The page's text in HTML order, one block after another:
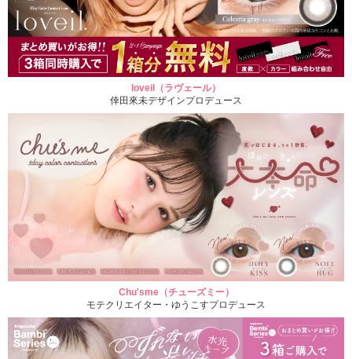
loveil（ラヴェール）
倖田來未デザインプロデュース
Chu'sme（チューズミー）
モテクリエイター・ゆうこすプロデュース